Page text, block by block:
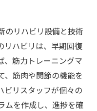
のリハビリ設備と技術
リハビリは、早期回復
、筋力トレーニングマ
、筋肉や関節の機能を
ビリスタッフが個々の
ムを作成し、進捗を確